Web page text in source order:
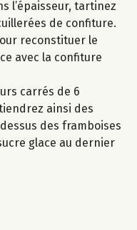
l’épaisseur, tartinez
de confiture.
reconstituer le
avec la confiture
carrés de 6
ainsi des
des framboises
glace au dernier